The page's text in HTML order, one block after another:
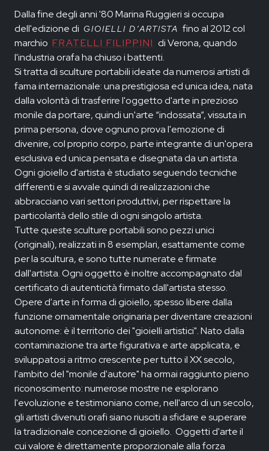
Dalla fine degli anni '80 Marina Ruggieri si occupa
dell'edizione di GIOIELLI D’ARTISTA fino al 2012 col
marchio FRATELLI FILIPPINI di Verona, quando
l'industria orafa ha chiuso i battenti.
Si tratta di sculture portabili ideate da numerosi artisti di
fama internazionale: una prestigiosa ed unica idea, nata
dalla volontà di trasferire l'oggetto d'arte in prezioso
monile da portare, quindi un'arte “indossata”, vissuta in
prima persona, dove ognuno prova l'emozione di
divenire, col proprio corpo, parte integrante di un'opera
esclusiva ed unica pensata e disegnata da un artista.
Ogni gioiello d'artista è studiato seguendo tecniche
differenti e si avvale quindi di realizzazioni che
abbracciano vari settori produttivi, per rispettare la
particolarità dello stile di ogni singolo artista.
Tutte queste sculture portabili sono pezzi unici
(originali), realizzati in 8 esemplari, esattamente come
per la scultura, e sono tutte numerate e firmate
dall'artista. Ogni oggetto è inoltre accompagnato dal
certificato di autenticità firmato dall'artista stesso.
Opere d'arte in forma di gioiello, spesso libere dalla
funzione ornamentale originaria per diventare creazioni
autonome: è il territorio dei "gioielli artistici". Nato dalla
contaminazione tra arte figurativa e arte applicata, e
sviluppatosi a ritmo crescente per tutto il XX secolo,
l'ambito del "monile d'autore" ha ormai raggiunto pieno
riconoscimento: numerose mostre ne esplorano
l'evoluzione e testimoniano come, nell'arco di un secolo,
gli artisti divenuti orafi siano riusciti a sfidare e superare
la tradizionale concezione di gioiello. Oggetti d'arte il
cui valore è direttamente proporzionale alla forza